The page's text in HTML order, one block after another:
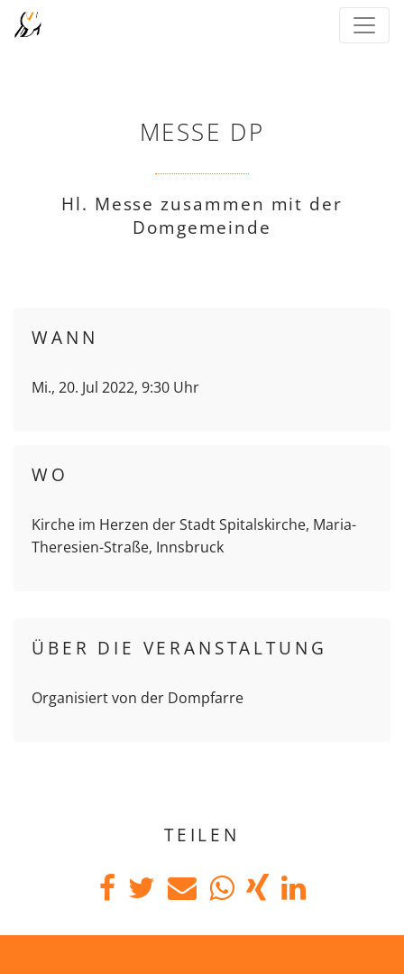
MESSE DP
Hl. Messe zusammen mit der
Domgemeinde
WANN
Mi., 20. Jul 2022, 9:30 Uhr
WO
Kirche im Herzen der Stadt Spitalskirche, Maria-
Theresien-Straße, Innsbruck
ÜBER DIE VERANSTALTUNG
Organisiert von der Dompfarre
TEILEN